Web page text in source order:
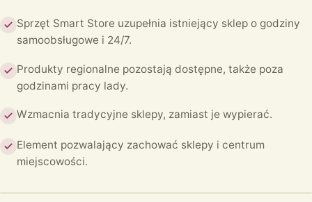
Sprzęt Smart Store uzupełnia istniejący sklep o godziny
samoobsługowe i 24/7.
Produkty regionalne pozostają dostępne, także poza
godzinami pracy lady.
Wzmacnia tradycyjne sklepy, zamiast je wypierać.
Element pozwalający zachować sklepy i centrum
miejscowości.